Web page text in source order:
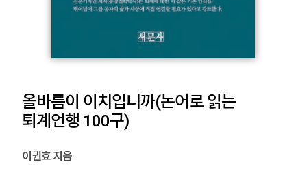
올바름이 이치입니까(논어로 읽는
퇴계언행 100구)
이권효 지음